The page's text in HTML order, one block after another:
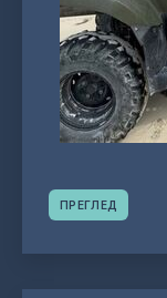
ПРЕГЛЕД